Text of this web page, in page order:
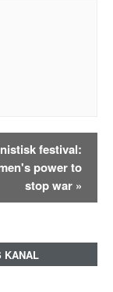
festival:
power to
stop war »
KANAL